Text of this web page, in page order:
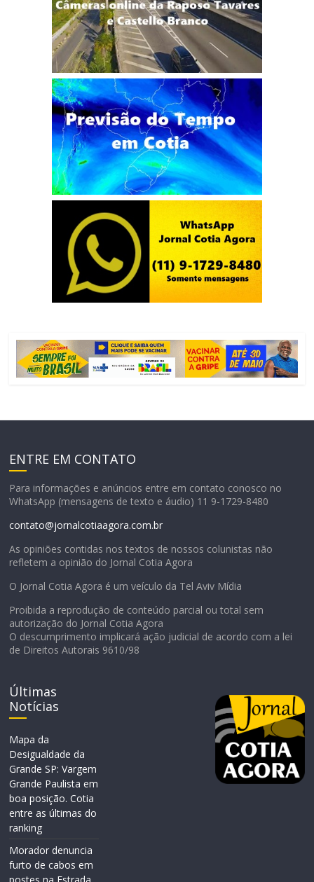
ENTRE EM CONTATO
Para informações e anúncios entre em contato conosco no
WhatsApp (mensagens de texto e áudio) 11 9-1729-8480
contato@jornalcotiaagora.com.br
As opiniões contidas nos textos de nossos colunistas não
refletem a opinião do Jornal Cotia Agora
O Jornal Cotia Agora é um veículo da Tel Aviv Mídia
Proibida a reprodução de conteúdo parcial ou total sem
autorização do Jornal Cotia Agora
O descumprimento implicará ação judicial de acordo com a lei
de Direitos Autorais 9610/98
Últimas
Notícias
Mapa da
Desigualdade da
Grande SP: Vargem
Grande Paulista em
boa posição. Cotia
entre as últimas do
ranking
Morador denuncia
furto de cabos em
postes na Estrada